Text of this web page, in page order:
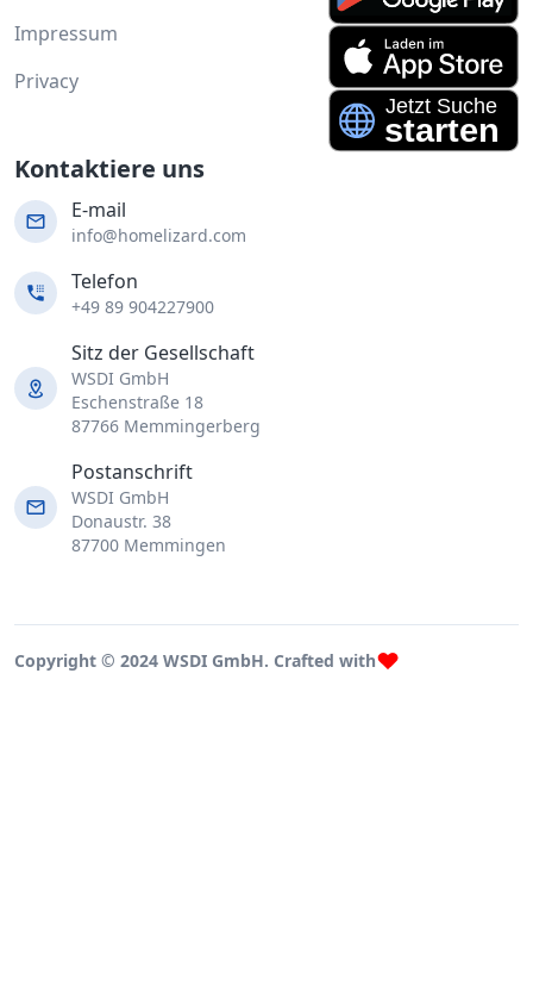
Impressum
Privacy
Kontaktiere uns
E-mail
info@homelizard.com
Telefon
+49 89 904227900
Sitz der Gesellschaft
WSDI GmbH
Eschenstraße 18
87766 Memmingerberg
Postanschrift
WSDI GmbH
Donaustr. 38
87700 Memmingen
Copyright © 2024 WSDI GmbH. Crafted with